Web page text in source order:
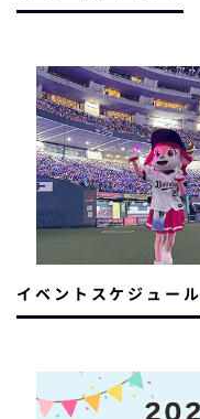
イベントスケジュール